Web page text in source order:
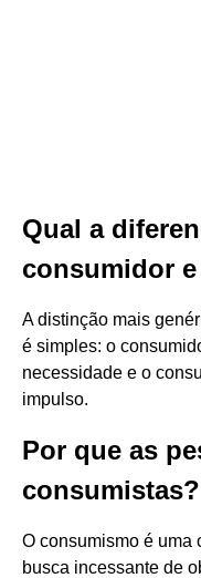
Qual a
consumidor
A distinção mais
é simples: o
necessidade e o
impulso.
Por que as
consumistas?
O consumismo é uma
busca incessante de